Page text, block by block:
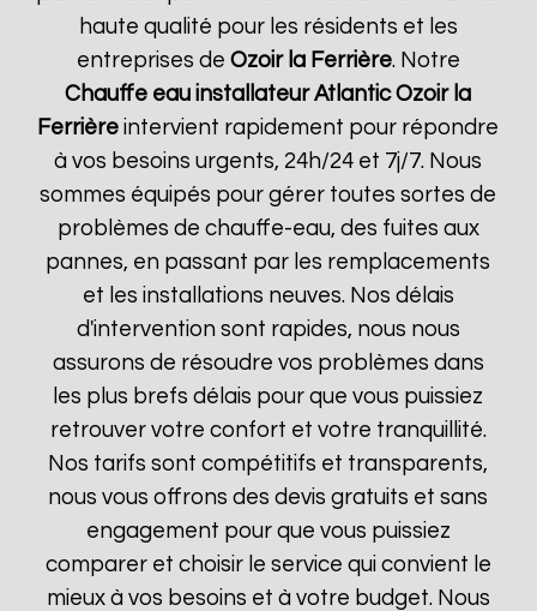
haute qualité pour les résidents et les
entreprises de Ozoir la Ferrière. Notre
Chauffe eau installateur Atlantic Ozoir la
Ferrière intervient rapidement pour répondre
à vos besoins urgents, 24h/24 et 7j/7. Nous
sommes équipés pour gérer toutes sortes de
problèmes de chauffe-eau, des fuites aux
pannes, en passant par les remplacements
et les installations neuves. Nos délais
d'intervention sont rapides, nous nous
assurons de résoudre vos problèmes dans
les plus brefs délais pour que vous puissiez
retrouver votre confort et votre tranquillité.
Nos tarifs sont compétitifs et transparents,
nous vous offrons des devis gratuits et sans
engagement pour que vous puissiez
comparer et choisir le service qui convient le
mieux à vos besoins et à votre budget. Nous